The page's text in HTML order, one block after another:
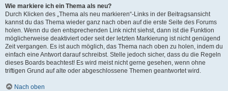
Wie markiere ich ein Thema als neu?
Durch Klicken des „Thema als neu markieren“-Links in der Beitragsansicht
kannst du das Thema wieder ganz nach oben auf die erste Seite des Forums
holen. Wenn du den entsprechenden Link nicht siehst, dann ist die Funktion
möglicherweise deaktiviert oder seit der letzten Markierung ist nicht genügend
Zeit vergangen. Es ist auch möglich, das Thema nach oben zu holen, indem du
einfach eine Antwort darauf schreibst. Stelle jedoch sicher, dass du die Regeln
dieses Boards beachtest! Es wird meist nicht gerne gesehen, wenn ohne
triftigen Grund auf alte oder abgeschlossene Themen geantwortet wird.
Nach oben